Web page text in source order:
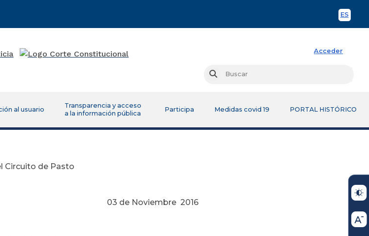
ES
Acceder
Buscar
al usuario
Transparencia y acceso
a la información pública
Participa Medidas covid 19 PORTAL HISTÓRICO
Circuito de Pasto
2016